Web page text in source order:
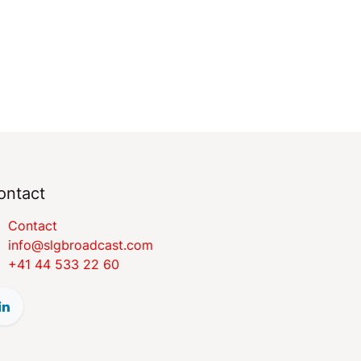
​​​​​​​​​​​​​​C​o​n​t​a​c​t
​​​​​​​​​​​i​nfo​@​s​l​gbr​oa​dcast​.​c​o​m
+41 44 533 22 60